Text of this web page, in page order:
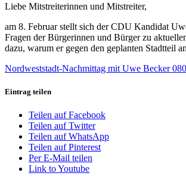
Liebe Mitstreiterinnen und Mitstreiter,
am 8. Februar stellt sich der CDU Kandidat
Fragen der Bürgerinnen und Bürger zu
dazu, warum er gegen den geplanten Stadtteil
Nordweststadt-Nachmittag mit Uwe Becker
Eintrag teilen
Teilen auf Facebook
Teilen auf Twitter
Teilen auf WhatsApp
Teilen auf Pinterest
Per E-Mail teilen
Link to Youtube